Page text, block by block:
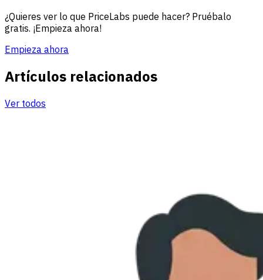
¿Quieres ver lo que PriceLabs puede hacer? Pruébalo
gratis. ¡Empieza ahora!
Empieza ahora
Artículos relacionados
Ver todos